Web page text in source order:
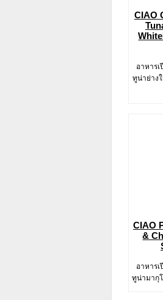
CIAO
อาหาร
ทูน่าย่าง
CIAO
&
อาหาร
ทูน่ามากุ